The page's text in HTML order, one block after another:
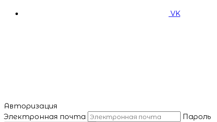
VK
Авторизация
Электронная почта
Пароль